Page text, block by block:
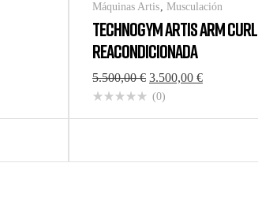
Máquinas Artis, Musculación
TECHNOGYM ARTIS ARM CURL
REACONDICIONADA
5.500,00€ 3.500,00 €
(0)